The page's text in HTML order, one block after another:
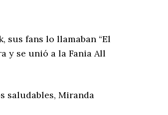
sus fans lo llamaban “El
y se unió a la Fania All
saludables, Miranda